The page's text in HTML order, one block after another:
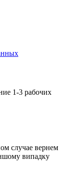
1-3 рабочих
случае вернем
випадку